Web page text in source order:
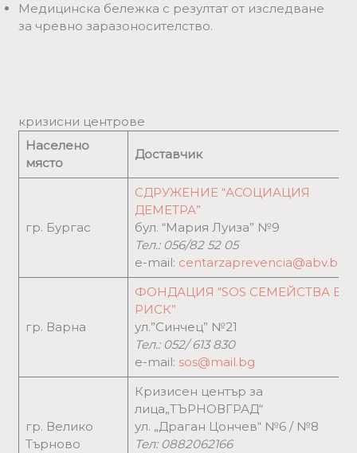
Медицинска бележка с резултат от изследване
за чревно заразоносителство.
кризисни центрове
Населено
място
Доставчик
гр. Бургас
СДРУЖЕНИЕ “АСОЦИАЦИЯ
ДЕМЕТРА”
бул. “Мария Луиза” №9
Тел.: 056/82 52 05
e-mail: centarzaprevencia@abv.bg
гр. Варна
ФОНДАЦИЯ “SOS СЕМЕЙСТВА В
РИСК”
ул.”Синчец” №21
Тел.: 052/ 613 830
e-mail: sos@mail.bg
гр. Велико
Търново
Кризисен център за
лица„ТЪРНОВГРАД“
ул. „Драган Цончев“ №6 / №8
Тел: 0882062166